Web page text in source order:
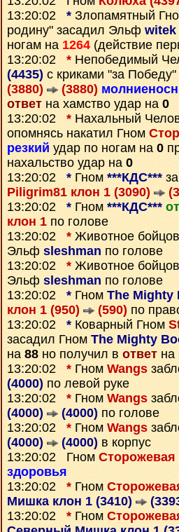
13:20:02 * Злопамятный
родину" засадил Эльф witek
ногам на 1264 (действие
13:20:02 * Непобедимый
(4435) с криками "за
(3880)
(3880)
ответ на хамство удар на 0
13:20:02 * Нахальный
опомнясь накатил Гном
резкий удар по ногам на 0
нахальство удар на 0
13:20:02 * Гном ***КДС***
Piligrim81 клон 1 (3090)
13:20:02 * Гном ***КДС***
клон 1 по голове
13:20:02 * Животное
Эльф sleshman по голове
13:20:02 * Животное
Эльф sleshman по голове
13:20:02 * Гном The Mighty
клон 1 (950)
(590) по
13:20:02 * Коварный Гном
засадил Гном The Mighty
на 88 но получил в ответ на
13:20:02 * Гном Wangs
(4000) по левой руке
13:20:02 * Гном Wangs
(4000)
(4000) по голове
13:20:02 * Гном Wangs
(4000)
(4000) в корпус
13:20:02 Гном
здоровья
13:20:02 * Гном
Мишка клон 1 (3410)
13:20:02 * Гном